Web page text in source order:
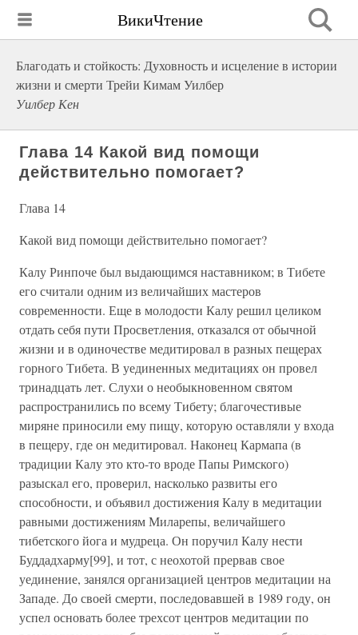
ВикиЧтение
Благодать и стойкость: Духовность и исцеление в истории
жизни и смерти Трейи Кимам Уилбер
Уилбер Кен
Глава 14 Какой вид помощи
действительно помогает?
Глава 14
Какой вид помощи действительно помогает?
Калу Ринпоче был выдающимся наставником; в Тибете
его считали одним из величайших мастеров
современности. Еще в молодости Калу решил целиком
отдать себя пути Просветления, отказался от обычной
жизни и в одиночестве медитировал в разных пещерах
горного Тибета. В уединенных медитациях он провел
тринадцать лет. Слухи о необыкновенном святом
распространились по всему Тибету; благочестивые
миряне приносили ему пищу, которую оставляли у входа
в пещеру, где он медитировал. Наконец Кармапа (в
традиции Калу это кто-то вроде Папы Римского)
разыскал его, проверил, насколько развиты его
способности, и объявил достижения Калу в медитации
равными достижениям Миларепы, величайшего
тибетского йога и мудреца. Он поручил Калу нести
Буддадхарму[99], и тот, с неохотой прервав свое
уединение, занялся организацией центров медитации на
Западе. До своей смерти, последовавшей в 1989 году, он
успел основать более трехсот центров медитации по